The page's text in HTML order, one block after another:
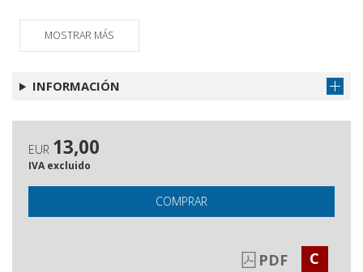
MOSTRAR MÁS
INFORMACIÓN
EUR 13,00
IVA excluido
COMPRAR
PDF C